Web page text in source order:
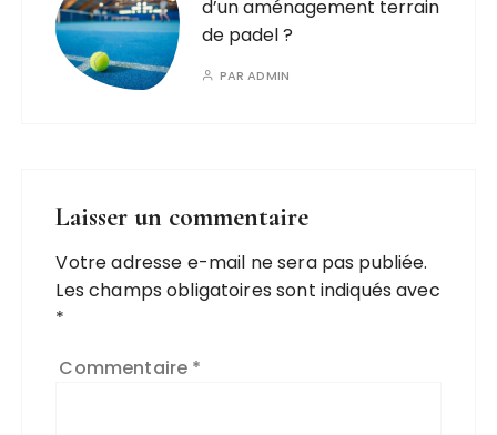
d’un aménagement terrain
de padel ?
PARADMIN
Laisser un commentaire
Votre adresse e-mail ne sera pas publiée.
Les champs obligatoires sont indiqués avec
*
Commentaire *